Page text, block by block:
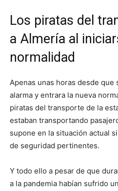
Los piratas del
a Almería al
normalidad
Apenas unas horas desde que
alarma y entrara la nueva
piratas del transporte de la
estaban transportando
supone en la situación actual
de seguridad pertinentes.
Y todo ello a pesar de que
a la pandemia habían sufrido